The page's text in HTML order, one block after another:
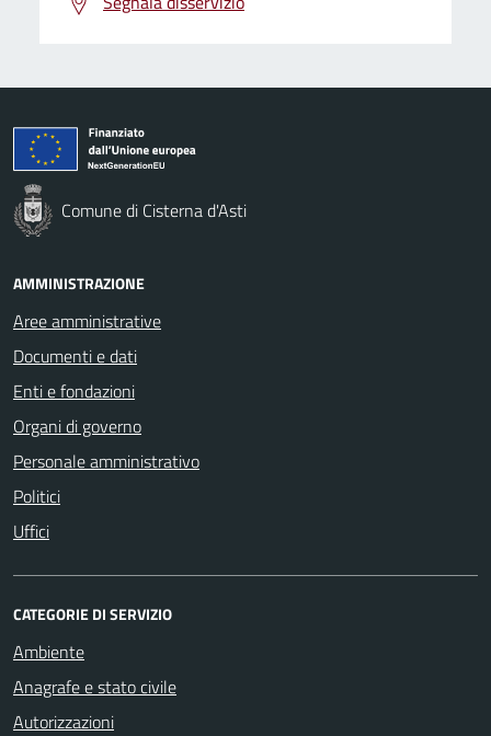
Comune di Cisterna d'Asti
AMMINISTRAZIONE
Aree amministrative
Documenti e dati
Enti e fondazioni
Organi di governo
Personale amministrativo
Politici
Uffici
CATEGORIE DI SERVIZIO
Ambiente
Anagrafe e stato civile
Autorizzazioni